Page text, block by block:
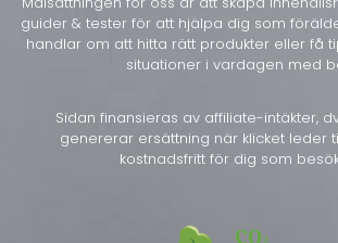
guider & tester för att hjälpa dig som
handlar om att hitta rätt produkter eller få
situationer i vardagen med
Sidan finansieras av affiliate-intäkter,
genererar ersättning när klicket leder
kostnadsfritt för dig som